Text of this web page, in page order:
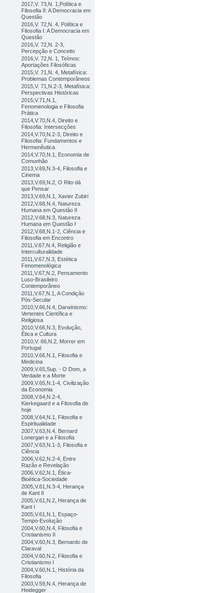
2017,V. 73,N. 1,Política e
Filosofia II: A Democracia em
Questão
2016,V. 72,N. 4, Política e
Filosofia I: A Democracia em
Questão
2016,V. 72,N. 2-3,
Percepção e Conceito
2016,V. 72,N. 1, Teímos:
Aportações Filosóficas
2015,V. 71,N. 4, Metafísica:
Problemas Contemporâneos
2015,V. 71,N.2-3, Metafísica:
Perspectivas Históricas
2015,V.71,N.1,
Fenomenologia e Filosofia
Prática
2014,V.70,N.4, Direito e
Filosofia: Intersecções
2014,V.70,N.2-3, Direito e
Filosofia: Fundamentos e
Hermenêutica
2014,V.70,N.1, Economia de
Comunhão
2013,V.69,N.3-4, Filosofia e
Cinema
2013,V.69,N.2, O Rito dá
que Pensar
2013,V.69,N.1, Xavier Zubiri
2012,V.68,N.4, Natureza
Humana em Questão II
2012,V.68,N.3, Natureza
Humana em Questão I
2012,V.68,N.1-2, Ciência e
Filosofia em Encontro
2011,V.67,N.4, Religião e
Interculturalidade
2011,V.67,N.3, Estética
Fenomenológica
2011,V.67,N.2, Pensamento
Luso-Brasileiro
Contemporâneo
2011,V.67,N.1, A Condição
Pós-Secular
2010,V.66,N.4, Darwinismo:
Vertentes Científica e
Religiosa
2010,V.66,N.3, Evolução,
Ética e Cultura
2010,V. 66,N.2, Morrer em
Portugal
2010,V.66,N.1, Filosofia e
Medicina
2009,V.65,Sup. - O Dom, a
Verdade e a Morte
2009,V.65,N.1-4, Civilização
da Economia
2008,V.64,N.2-4,
Kierkegaard e a Filosofia de
hoje
2008,V.64,N.1, Filosofia e
Espiritualidade
2007,V.63,N.4, Bernard
Lonergan e a Filosofia
2007,V.63,N.1-3, Filosofia e
Ciência
2006,V.62,N.2-4, Entre
Razão e Revelação
2006,V.62,N.1, Ética-
Bioética-Sociedade
2005,V.61,N.3-4, Herança
de Kant II
2005,V.61,N.2, Herança de
Kant I
2005,V.61,N.1, Espaço-
Tempo-Evolução
2004,V.60,N.4, Filosofia e
Cristianismo II
2004,V.60,N.3, Bernardo de
Claraval
2004,V.60,N.2, Filosofia e
Cristianismo I
2004,V.60,N.1, História da
Filosofia
2003,V.59,N.4, Herança de
Heidegger